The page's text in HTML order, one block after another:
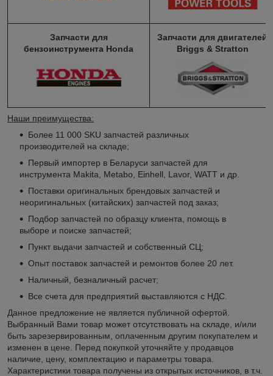
Запчасти для
бензоинструмента Honda
Запчасти для двигателей
Briggs & Stratton
Наши преимущества:
Более 11 000 SKU запчастей различных
производителей на складе;
Первый импортер в Беларуси запчастей для
инструмента Makita, Metabo, Einhell, Lavor, WATT и др.
Поставки оригинальных брендовых запчастей и
неоригинальных (китайских) запчастей под заказ;
Подбор запчастей по образцу клиента, помощь в
выборе и поиске запчастей;
Пункт выдачи запчастей и собственный СЦ;
Опыт поставок запчастей и ремонтов более 20 лет.
Наличный, безналичный расчет;
Все счета для предприятий выставляются с НДС.
Данное предложение не является публичной офертой.
Выбранный Вами товар может отсутствовать на складе, и/или
быть зарезервированным, оплаченным другим покупателем и
изменен в цене. Перед покупкой уточняйте у продавцов
наличие, цену, комплектацию и параметры товара.
Характеристики товара получены из открытых источников, в т.ч.